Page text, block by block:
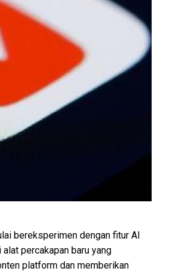
bereksperimen dengan fitur AI
percakapan baru yang
platform dan memberikan